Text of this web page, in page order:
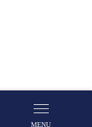
MENU